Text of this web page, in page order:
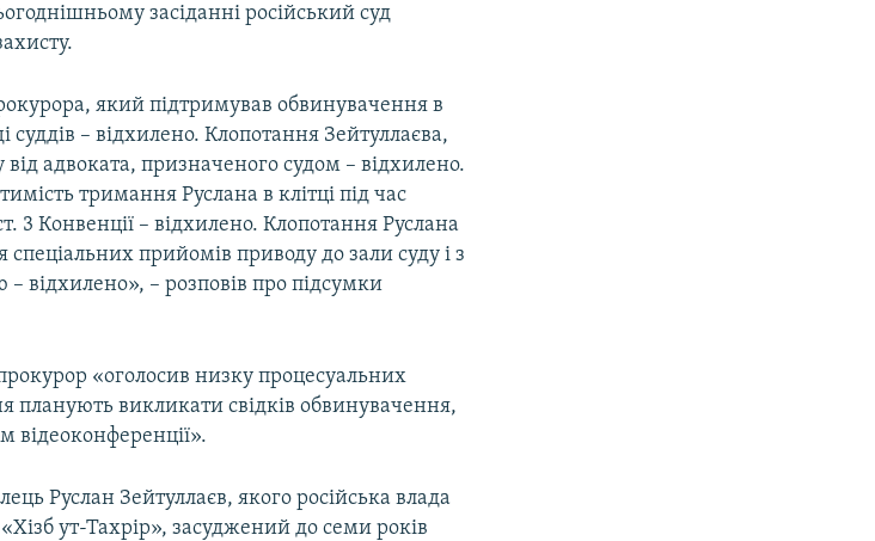
засіданні російський суд
який підтримував обвинувачення в
– відхилено. Клопотання Зейтуллаєва,
адвоката, призначеного судом – відхилено.
тримання Руслана в клітці під час
3 Конвенції – відхилено. Клопотання Руслана
спеціальних прийомів приводу до зали суду і з
відхилено», – розповів про підсумки
«оголосив низку процесуальних
планують викликати свідків обвинувачення,
Руслан Зейтуллаєв, якого російська влада
ут-Тахрір», засуджений до семи років